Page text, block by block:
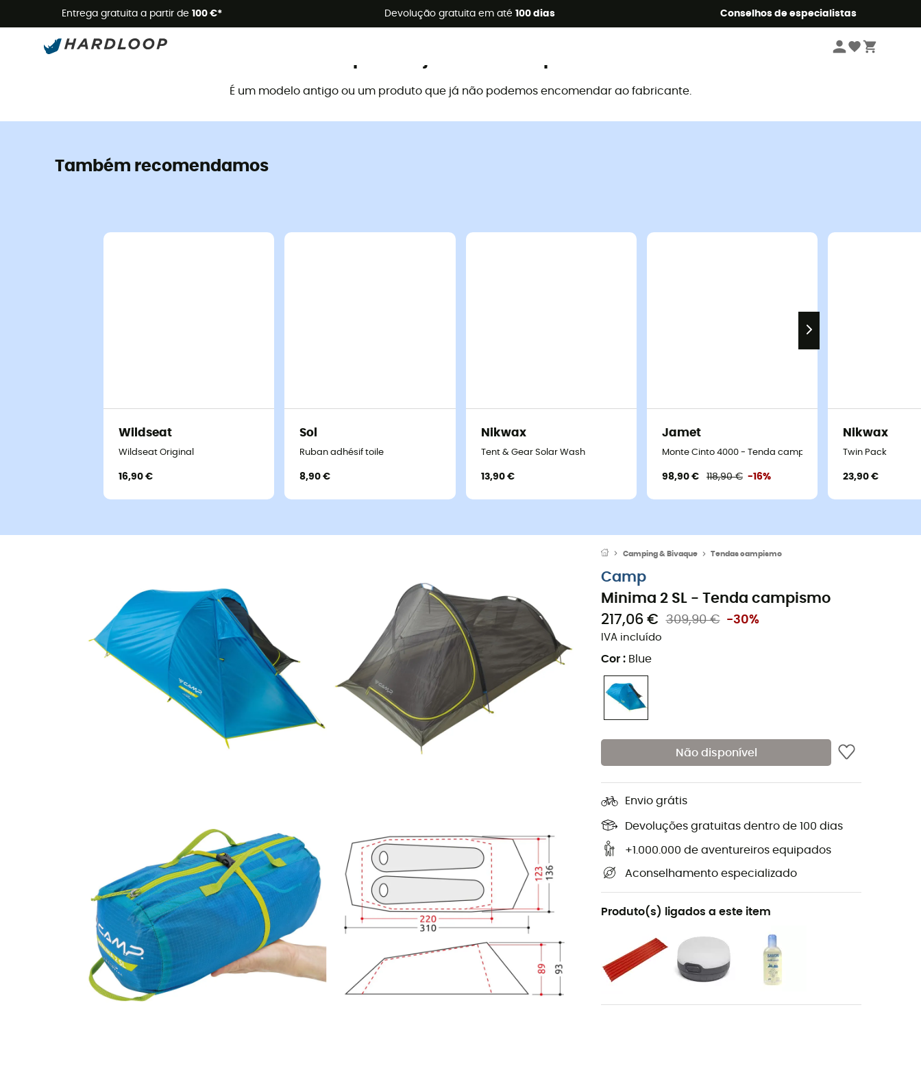
Entrega gratuita a partir de 100 €* Devolução gratuita em até 100 dias Conselhos de especialistas
Promoções de verão 🔥 -5% EXTRA a partir de 2 produtos* com o código Summer5
É um modelo antigo ou um produto que já não podemos encomendar ao fabricante.
Também recomendamos
Wildseat
Wildseat Original
16,90 €
Sol
Ruban adhésif toile
8,90 €
Nikwax
Tent & Gear Solar Wash
13,90 €
Jamet
Monte Cinto 4000 - Tenda campismo
98,90 € 118,90 € -16%
Nikwax
Twin Pack
23,90 €
Camping & Bivaque Tendas campismo
Camp
Minima 2 SL - Tenda campismo
217,06 €
309,90 € -30%
IVA incluído
Cor : Blue
Não disponível
Envio grátis
Devoluções gratuitas dentro de 100 dias
+1.000.000 de aventureiros equipados
Aconselhamento especializado
Produto(s) ligados a este item